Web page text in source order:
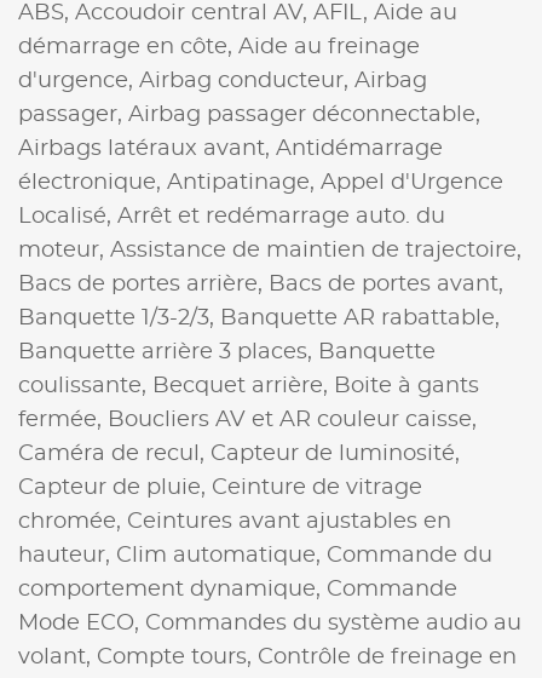
ABS, Accoudoir central AV, AFIL, Aide au
démarrage en côte, Aide au freinage
d'urgence, Airbag conducteur, Airbag
passager, Airbag passager déconnectable,
Airbags latéraux avant, Antidémarrage
électronique, Antipatinage, Appel d'Urgence
Localisé, Arrêt et redémarrage auto. du
moteur, Assistance de maintien de trajectoire,
Bacs de portes arrière, Bacs de portes avant,
Banquette 1/3-2/3, Banquette AR rabattable,
Banquette arrière 3 places, Banquette
coulissante, Becquet arrière, Boite à gants
fermée, Boucliers AV et AR couleur caisse,
Caméra de recul, Capteur de luminosité,
Capteur de pluie, Ceinture de vitrage
chromée, Ceintures avant ajustables en
hauteur, Clim automatique, Commande du
comportement dynamique, Commande
Mode ECO, Commandes du système audio au
volant, Compte tours, Contrôle de freinage en